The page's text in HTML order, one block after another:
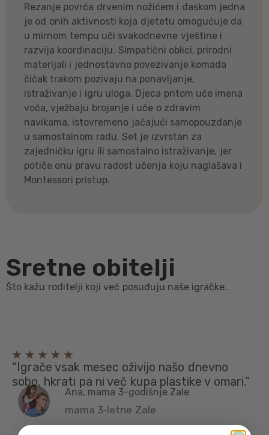
Rezanje povrća drvenim nožićem i daskom jedna
je od onih aktivnosti koja djetetu omogućuje da
u mirnom tempu uči svakodnevne vještine i
razvija koordinaciju. Simpatični oblici, prirodni
materijali i jednostavno povezivanje komada
čičak trakom pozivaju na ponavljanje,
istraživanje i igru uloga. Djeca pritom uče imena
voća, vježbaju brojanje i uče o zdravim
navikama, istovremeno jačajući samopouzdanje
u samostalnom radu. Set je izvrstan za
zajedničku igru ili samostalno istraživanje, jer
potiče onu pravu radost učenja koju naglašava i
Montessori pristup.
Sretne obitelji
Što kažu roditelji koji već posuđuju naše igračke.
“Igrače vsak mesec oživijo našo dnevno
sobo, hkrati pa ni več kupa plastike v omari.”
Ana, mama 3-godišnje Zale
mama 3‑letne Zale